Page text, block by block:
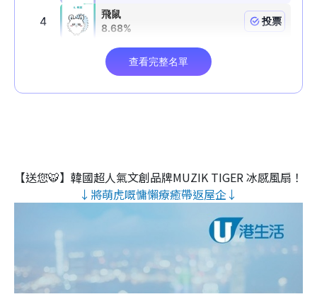
【送您🐯】韓國超人氣文創品牌MUZIK TIGER 冰感風扇！
↓將萌虎嘅慵懶療癒帶返屋企↓